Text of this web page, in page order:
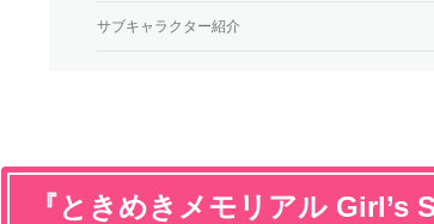
サブキャラクター紹介
『ときめきメモリアル Girl’s